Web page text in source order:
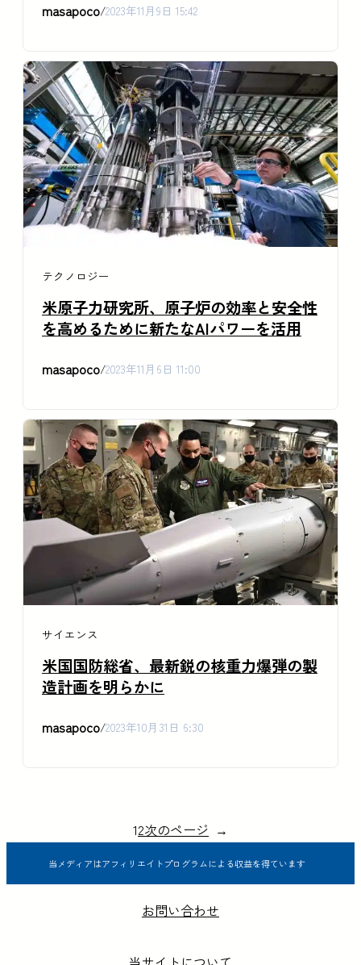
masapoco/2023年11月9日 15:42
テクノロジー
米原子力研究所、原子炉の効率と安全性
を高めるために新たなAIパワーを活用
masapoco/2023年11月6日 11:00
サイエンス
米国国防総省、最新鋭の核重力爆弾の製
造計画を明らかに
masapoco/2023年10月31日 6:30
12次のページ →
当メディアはアフィリエイトプログラムによる収益を得ています
お問い合わせ